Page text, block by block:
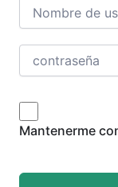
Mantenerme